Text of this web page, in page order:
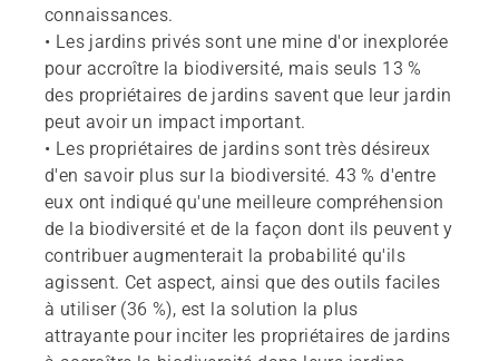
connaissances.
• Les jardins privés sont une mine d'or inexplorée
pour accroître la biodiversité, mais seuls 13 %
des propriétaires de jardins savent que leur jardin
peut avoir un impact important.
• Les propriétaires de jardins sont très désireux
d'en savoir plus sur la biodiversité. 43 % d'entre
eux ont indiqué qu'une meilleure compréhension
de la biodiversité et de la façon dont ils peuvent y
contribuer augmenterait la probabilité qu'ils
agissent. Cet aspect, ainsi que des outils faciles
à utiliser (36 %), est la solution la plus
attrayante pour inciter les propriétaires de jardins